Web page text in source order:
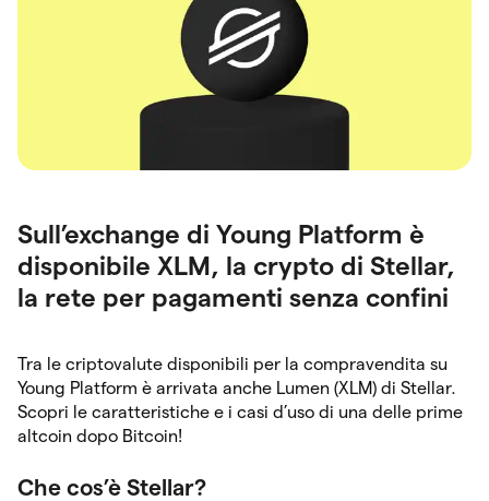
Sull’exchange di Young Platform è
disponibile XLM, la crypto di Stellar,
la rete per pagamenti senza confini
Tra le criptovalute disponibili per la compravendita su
Young Platform è arrivata anche Lumen (XLM) di Stellar.
Scopri le caratteristiche e i casi d’uso di una delle prime
altcoin dopo Bitcoin!
Che cos’è Stellar?